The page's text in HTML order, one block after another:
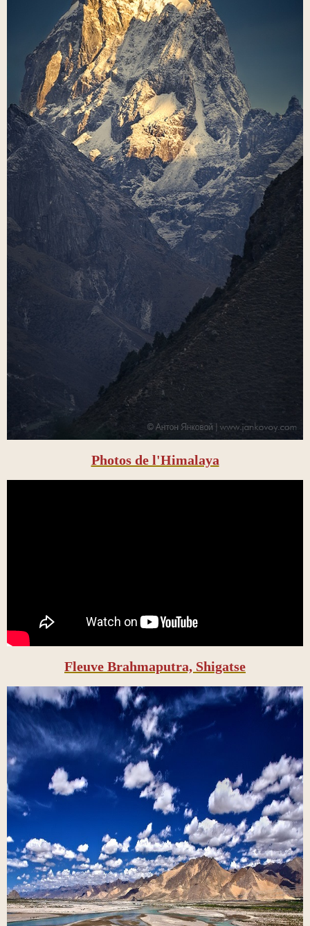
Photos de l'Himalaya
Fleuve Brahmaputra, Shigatse